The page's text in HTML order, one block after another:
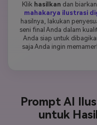
Klik hasilkan dan
mahakarya ilustrasi
hasilnya, lakukan
seni final Anda dalam
Anda siap untuk
saja Anda ingin
Prompt AI
untuk